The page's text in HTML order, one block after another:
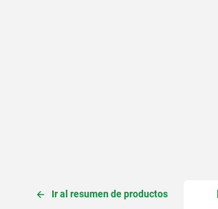
Ir al resumen de productos